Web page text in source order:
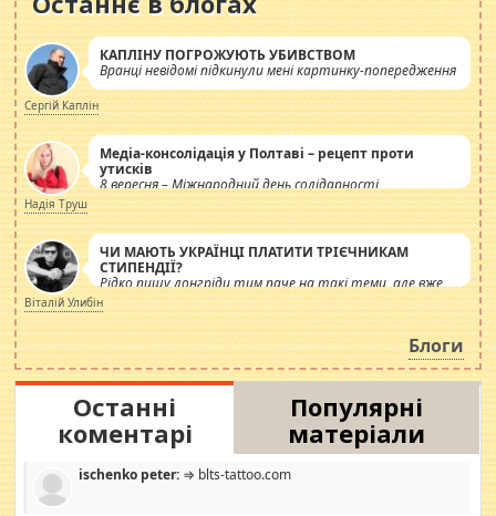
КАПЛІНУ ПОГРОЖУЮТЬ УБИВСТВОМ
Вранці невідомі підкинули мені картинку-попередження
Сергій Каплін
Медіа-консолідація у Полтаві – рецепт проти
утисків
8 вересня – Міжнародний день солідарності
журналістів.
Надія Труш
ЧИ МАЮТЬ УКРАЇНЦІ ПЛАТИТИ ТРІЄЧНИКАМ
СТИПЕНДІЇ?
Рідко пишу лонгріди тим паче на такі теми, але вже
просто дістало! Обурюють сьогоднішні інсенуації
навколо стипендіального питання. Штучно
роздувається ще одна соціальна катастрофа.
Віталій Улибін
Блоги
Останні
коментарі
Популярні
матеріали
ischenko peter: ⇒ blts-tattoo.com